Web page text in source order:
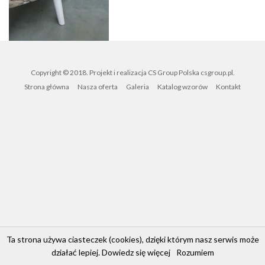
Copyright © 2018. Projekt i realizacja CS Group Polska csgroup.pl.
Strona główna
Nasza oferta Galeria Katalog wzorów Kontakt
Ta strona używa ciasteczek (cookies), dzięki którym nasz serwis może
działać lepiej.Dowiedz się więcej Rozumiem